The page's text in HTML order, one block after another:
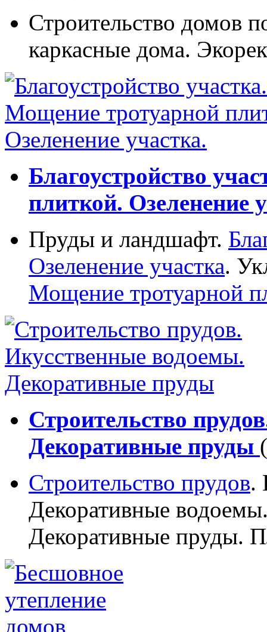
Строительство домов
каркасные дома.
Благоустройство
плиткой. Озеленение
Пруды и ландшафт.
Озеленение участка.
Мощение тротуарной
Строительство
Декоративные пруды
Строительство прудов.
Декоративные
Декоративные пруды.